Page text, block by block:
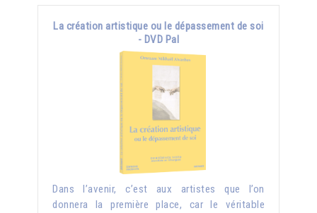
La création artistique ou le dépassement de soi
- DVD Pal
Dans l’avenir, c’est aux artistes que l’on
donnera la première place, car le véritable